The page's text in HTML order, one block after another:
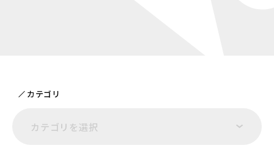
カテゴリ
カテゴリを選択